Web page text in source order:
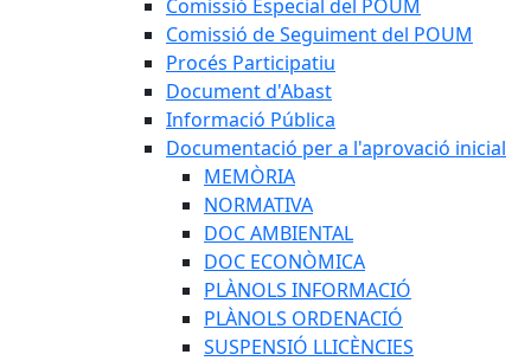
Comissió Especial del POUM
Comissió de Seguiment del POUM
Procés Participatiu
Document d'Abast
Informació Pública
Documentació per a l'aprovació inicial
MEMÒRIA
NORMATIVA
DOC AMBIENTAL
DOC ECONÒMICA
PLÀNOLS INFORMACIÓ
PLÀNOLS ORDENACIÓ
SUSPENSIÓ LLICÈNCIES